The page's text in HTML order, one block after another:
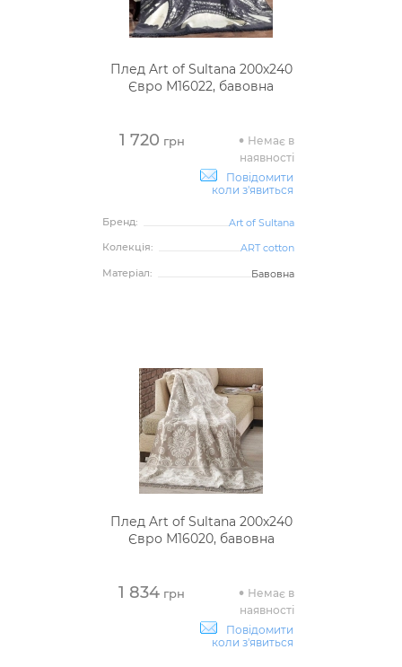
Плед Art of Sultana 200х240
Євро М16022, бавовна
1 720 грн
Немає в
наявності
Повідомити
коли з'явиться
Бренд:
Art of Sultana
Колекція:
ART cotton
Матеріал:
Бавовна
Плед Art of Sultana 200х240
Євро М16020, бавовна
1 834 грн
Немає в
наявності
Повідомити
коли з'явиться